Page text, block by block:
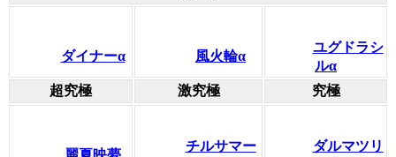
ダイナーα 風火輪α
ユグドラシ
ルα
超究極
激究極 究極
チルサマー
ダルマツリ